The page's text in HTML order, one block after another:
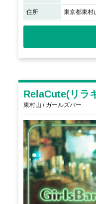
住所 東京都東村
RelaCute(リラ
東村山 / ガールズバー